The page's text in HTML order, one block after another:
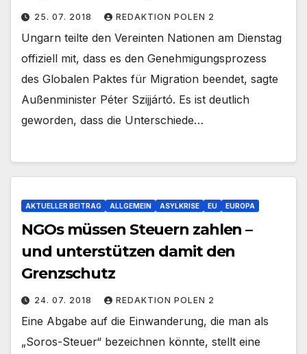
25. 07. 2018 REDAKTION POLEN 2
Ungarn teilte den Vereinten Nationen am Dienstag
offiziell mit, dass es den Genehmigungsprozess
des Globalen Paktes für Migration beendet, sagte
Außenminister Péter Szijjártó. Es ist deutlich
geworden, dass die Unterschiede…
AKTUELLER BEITRAG ALLGEMEIN ASYLKRISE EU EUROPA
NGOs müssen Steuern zahlen –
und unterstützen damit den
Grenzschutz
24. 07. 2018 REDAKTION POLEN 2
Eine Abgabe auf die Einwanderung, die man als
„Soros-Steuer“ bezeichnen könnte, stellt eine